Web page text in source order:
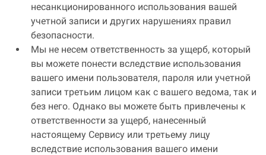
несанкционированного использования вашей
учетной записи и других нарушениях правил
безопасности.
Мы не несем ответственность за ущерб, который
вы можете понести вследствие использования
вашего имени пользователя, пароля или учетной
записи третьим лицом как с вашего ведома, так и
без него. Однако вы можете быть привлечены к
ответственности за ущерб, нанесенный
настоящему Сервису или третьему лицу
вследствие использования вашего имени